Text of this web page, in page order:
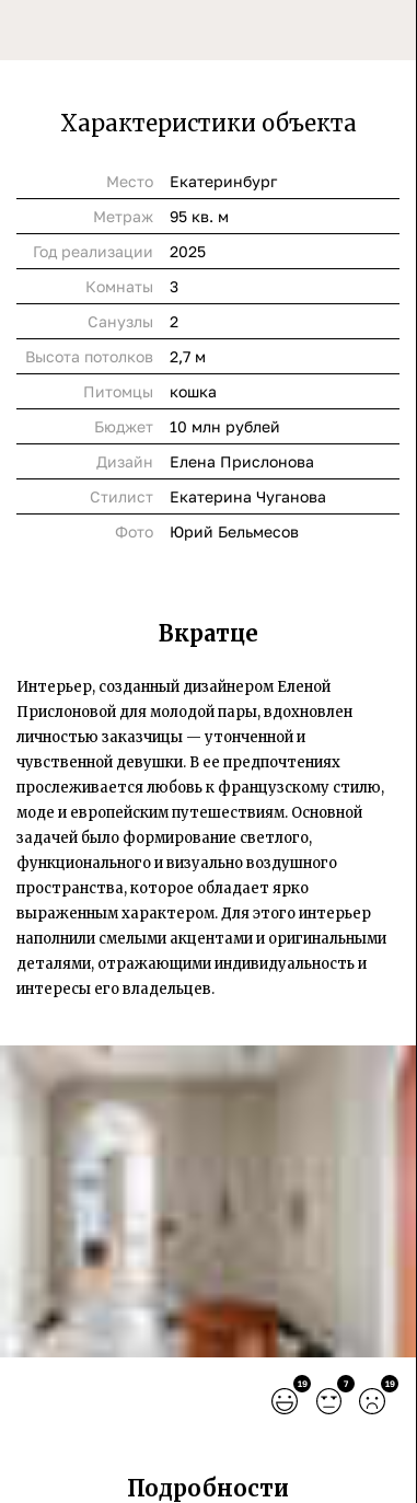
Характеристики объекта
Место
Екатеринбург
Метраж
95 кв. м
Год реализации
2025
Комнаты
3
Cанузлы
2
Высота потолков
2,7 м
Питомцы
кошка
Бюджет
10 млн рублей
Дизайн
Елена Прислонова
Стилист
Екатерина Чуганова
Фото
Юрий Бельмесов
Вкратце
Интерьер, созданный дизайнером Еленой
Прислоновой для молодой пары, вдохновлен
личностью заказчицы — утонченной и
чувственной девушки. В ее предпочтениях
прослеживается любовь к французскому стилю,
моде и европейским путешествиям. Основной
задачей было формирование светлого,
функционального и визуально воздушного
пространства, которое обладает ярко
выраженным характером. Для этого интерьер
наполнили смелыми акцентами и оригинальными
деталями, отражающими индивидуальность и
интересы его владельцев.
19 7 19
Подробности